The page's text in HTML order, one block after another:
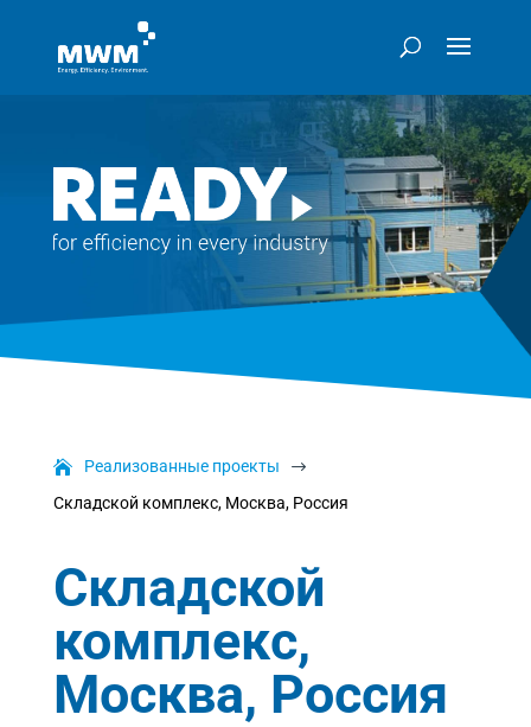
Реализованные проекты $
Складской комплекс, Москва, Россия
Складской
комплекс,
Москва, Россия